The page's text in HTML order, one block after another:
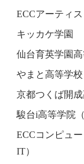
ECCアーティ
キッカケ学園
仙台育英学園
やまと高等学校
京都つくば開
駿台i高等学院
ECCコンピュ
IT）